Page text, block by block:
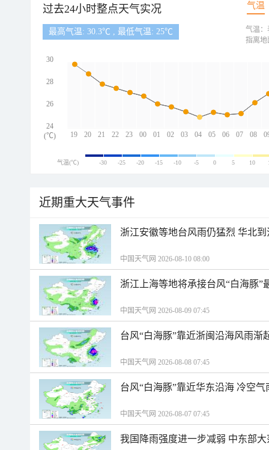
过去24小时整点天气实况 气温
最高气温: 30.3℃ , 最低气温: 25℃
19 20 21 22 23 00 01 02 03 04 05 06 07 08
30
28
26
24
(℃)
气温：
指离地
气温(℃) -30 -25 -20 -15 -10 -5 0 5 10
近期重大天气事件
浙江安徽等地台风雨仍猛烈 华北
中国天气网 2026-08-10 08:00
浙江上海等地将承接台风“白海豚”
中国天气网 2026-08-09 07:45
台风“白海豚”靠近浙闽沿海风雨渐
中国天气网 2026-08-08 07:45
台风“白海豚”靠近华东沿海 冷空
中国天气网 2026-08-07 07:45
我国降雨强度进一步减弱 中东部